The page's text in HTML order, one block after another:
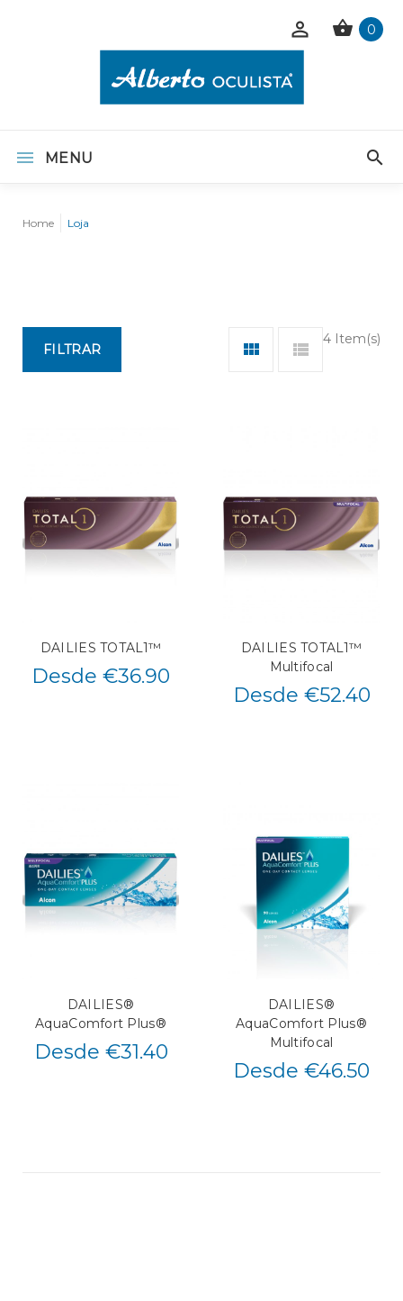
0
MENU
Home Loja
4 Item(s)
FILTRAR
DAILIES TOTAL1™
Desde €36.90
DAILIES TOTAL1™
Multifocal
Desde €52.40
DAILIES®
AquaComfort Plus®
Desde €31.40
DAILIES®
AquaComfort Plus®
Multifocal
Desde €46.50